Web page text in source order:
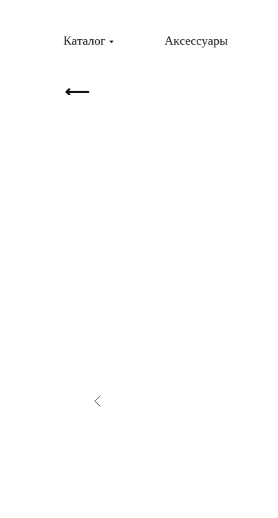
Каталог Аксессуары
⟵